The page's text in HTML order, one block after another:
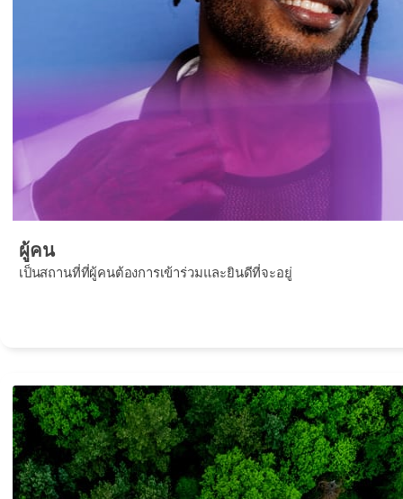
ผู้คน
เป็นสถานที่ที่ผู้คนต้องการเข้าร่วมและยินดีที่จะอยู่